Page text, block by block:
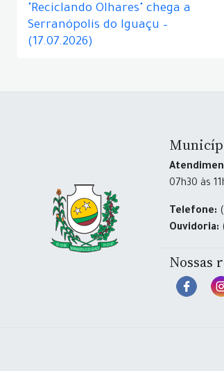
"Reciclando Olhares" chega a
Serranópolis do Iguaçu –
(17.07.2026)
07h30 às
Telefone:
Ouvidoria:
Nossas